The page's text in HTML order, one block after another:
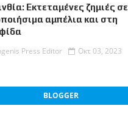
Εκτεταμένες ζημιές σε
αμπέλια και στη
Press Editor
Οκτ 03, 2023
BLOGGER